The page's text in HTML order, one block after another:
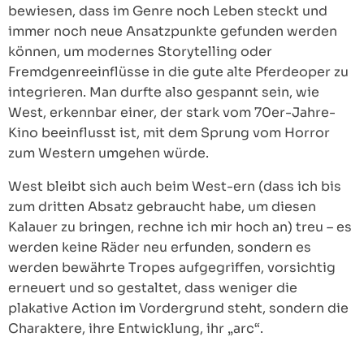
bewiesen, dass im Genre noch Leben steckt und
immer noch neue Ansatzpunkte gefunden werden
können, um modernes Storytelling oder
Fremdgenreeinflüsse in die gute alte Pferdeoper zu
integrieren. Man durfte also gespannt sein, wie
West, erkennbar einer, der stark vom 70er-Jahre-
Kino beeinflusst ist, mit dem Sprung vom Horror
zum Western umgehen würde.
West bleibt sich auch beim West-ern (dass ich bis
zum dritten Absatz gebraucht habe, um diesen
Kalauer zu bringen, rechne ich mir hoch an) treu – es
werden keine Räder neu erfunden, sondern es
werden bewährte Tropes aufgegriffen, vorsichtig
erneuert und so gestaltet, dass weniger die
plakative Action im Vordergrund steht, sondern die
Charaktere, ihre Entwicklung, ihr „arc“.